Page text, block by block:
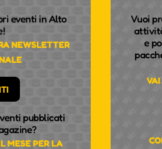
eventi in Alto
NEWSLETTER
pubblicati
MESE PER LA
Vuoi
e
VAI